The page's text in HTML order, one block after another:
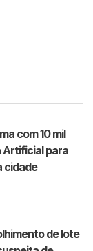
com 10 mil
Artificial para
cidade
de lote